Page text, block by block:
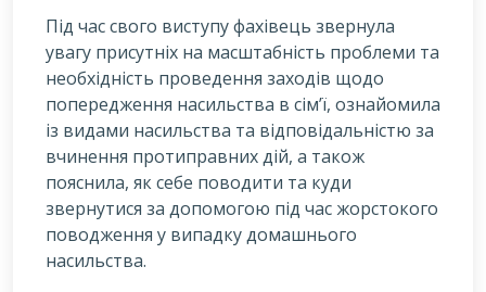
Під час свого виступу фахівець звернула
увагу присутніх на масштабність проблеми та
необхідність проведення заходів щодо
попередження насильства в сім’ї, ознайомила
із видами насильства та відповідальністю за
вчинення протиправних дій, а також
пояснила, як себе поводити та куди
звернутися за допомогою під час жорстокого
поводження у випадку домашнього
насильства.